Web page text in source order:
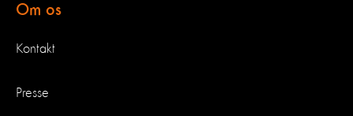
Om os
Kontakt
Presse